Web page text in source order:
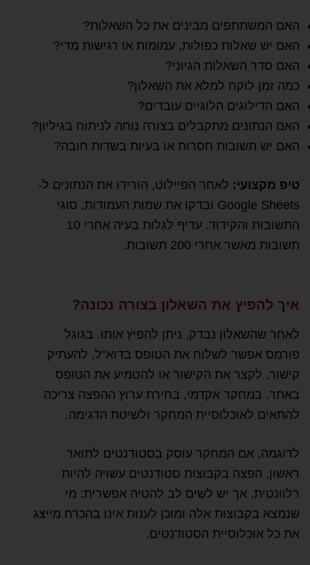
האם המשתתפים מבינים את כל השאלות?
האם יש שאלות כפולות, עמומות או רגישות מדי?
האם סדר השאלות הגיוני?
כמה זמן לוקח למלא את השאלון?
האם הדילוגים הלוגיים עובדים?
האם הנתונים מתקבלים בצורה נוחה לניתוח בגיליון?
האם יש תשובות חסרות או בעיות בשדות חובה?
טיפ מקצועי: לאחר הפיילוט, הורידו את הנתונים ל-
Google Sheets ובדקו את שמות העמודות, סוגי
התשובות והקידוד. עדיף לגלות בעיה אחרי 10
תשובות מאשר אחרי 200 תשובות.
איך להפיץ את השאלון בצורה נכונה?
לאחר שהשאלון נבדק, ניתן להפיץ אותו. בגוגל
פורמס אפשר לשלוח את הטופס בדוא"ל, להעתיק
קישור, לקצר את הקישור או להטמיע את הטופס
באתר. במחקר אקדמי, בחירת ערוץ ההפצה צריכה
להתאים לאוכלוסיית המחקר ולשיטת הדגימה.
לדוגמה, אם המחקר עוסק בסטודנטים לתואר
ראשון, הפצה בקבוצות סטודנטים עשויה להיות
רלוונטית, אך יש לשים לב להטיה אפשרית: מי
שנמצא בקבוצות אלה ומוכן לענות אינו בהכרח מייצג
את כל אוכלוסיית הסטודנטים.